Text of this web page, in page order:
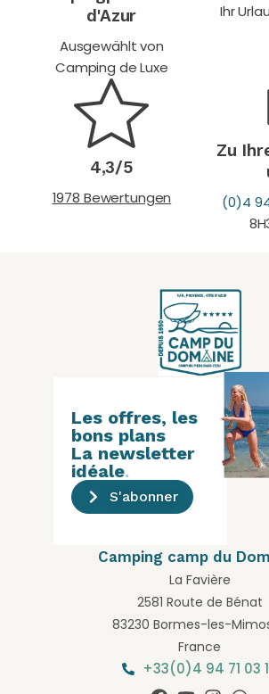
d'Azur
Ausgewählt von
Camping de Luxe
Ihr
4,3/5
1978 Bewertungen
Zu
(0)4 94
Camping camp du
La Favière
2581 Route de Bénat
83230 Bormes-les-
France
+33(0)4 94 71 03
Les offres, les
bons plans
La newsletter
idéale.
S'abonner